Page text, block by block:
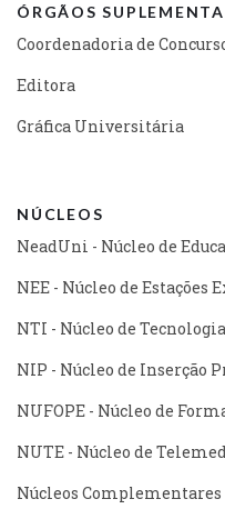
ÓRGÃOS
Coordenadoria de
Editora
Gráfica Universitária
NÚCLEOS
NeadUni - Núcleo de
NEE - Núcleo de Estações
NTI - Núcleo de
NIP - Núcleo de Inserção
NUFOPE - Núcleo de
NUTE - Núcleo de
Núcleos Complementares